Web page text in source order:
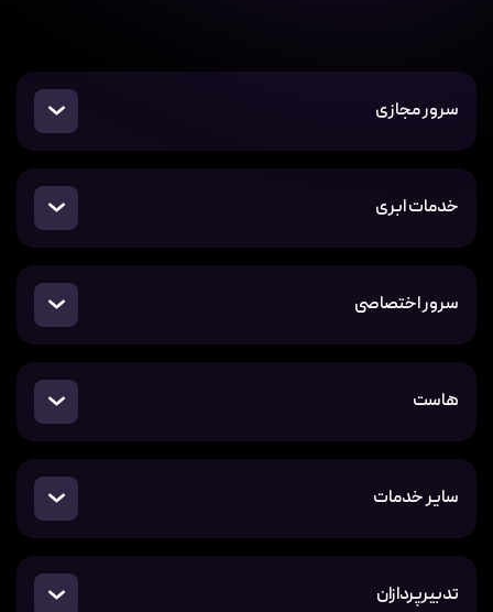
سرور مجازی
خدمات ابری
سرور اختصاصی
هاست
سایر خدمات
تدبیرپردازان